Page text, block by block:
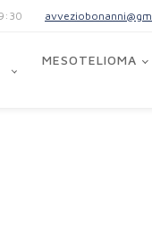
MESOTELIOMA